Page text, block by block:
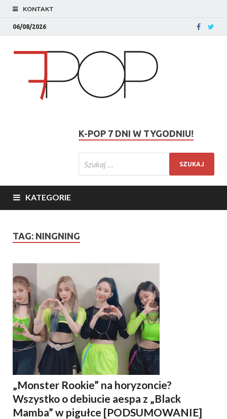
KONTAKT
06/08/2026
K-POP 7 DNI W TYGODNIU!
KATEGORIE
TAG: NINGNING
„Monster Rookie” na horyzoncie?
Wszystko o debiucie aespa z „Black
Mamba” w pigułce [PODSUMOWANIE]